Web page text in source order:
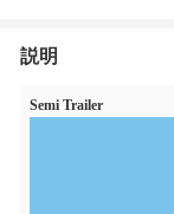
説明
Semi Trailer